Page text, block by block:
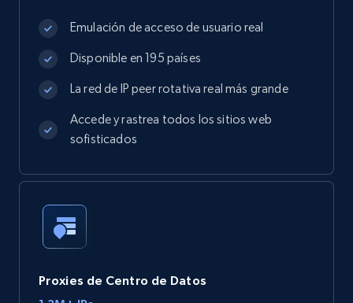
Emulación de acceso de usuario real
Disponible en 195 países
La red de IP peer rotativa real más grande
Accede y rastrea todos los sitios web
sofisticados
Proxies de Centro de Datos